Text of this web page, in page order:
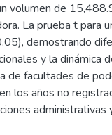
volumen de
La prueba t para
demostrando
y la dinámica
facultades de
los años no